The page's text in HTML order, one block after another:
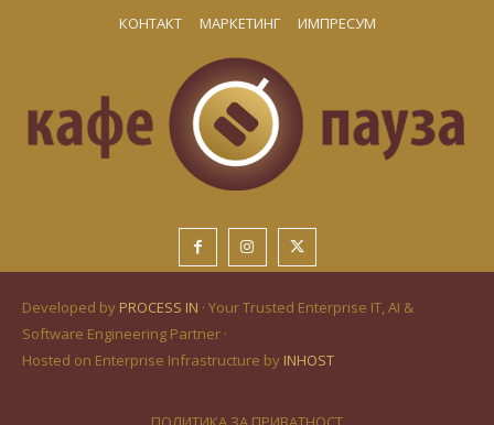
КОНТАКТ МАРКЕТИНГ ИМПРЕСУМ
Developed by PROCESS IN · Your Trusted Enterprise IT, AI &
Software Engineering Partner ·
Hosted on Enterprise Infrastructure by INHOST